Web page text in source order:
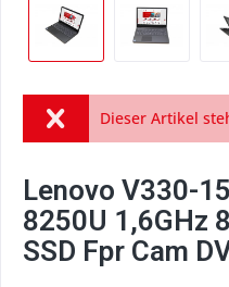
Dieser Artikel
Lenovo V330-
8250U 1,6GHz
SSD Fpr Cam